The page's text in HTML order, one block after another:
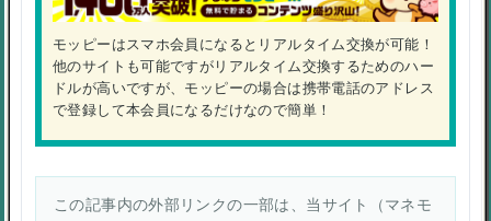
モッピーはスマホ会員になるとリアルタイム交換が可能！
他のサイトも可能ですがリアルタイム交換するためのハー
ドルが高いですが、モッピーの場合は携帯電話のアドレス
で登録して本会員になるだけなので簡単！
この記事内の外部リンクの一部は、当サイト（マネモ